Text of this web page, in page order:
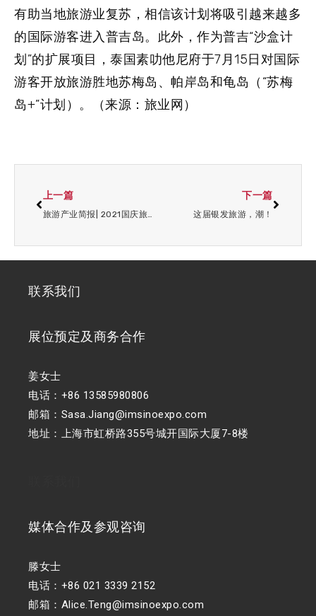
有助当地旅游业复苏，相信该计划将吸引越来越多
的国际游客进入普吉岛。此外，作为普吉“沙盒计
划”的扩展项目，泰国素叻他尼府于7月15日对国际
游客开放旅游胜地苏梅岛、帕岸岛和龟岛（“苏梅
岛+”计划）。（来源：旅业网）
上一篇
旅游产业简报| 2021国庆旅游报告专题
下一篇
这届银发旅游，潮！
联系我们
展位预定及商务合作
姜女士
电话：+86 13585980806
邮箱：Sasa.Jiang@imsinoexpo.com
地址：上海市虹桥路355号城开国际大厦7-8楼
媒体合作及参观咨询
滕女士
电话：+86 021 3339 2152
邮箱：Alice.Teng@imsinoexpo.com